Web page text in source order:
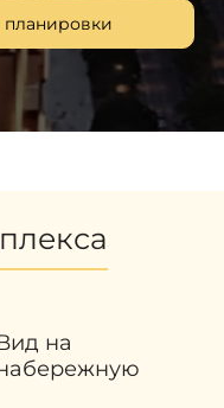
планировки
на